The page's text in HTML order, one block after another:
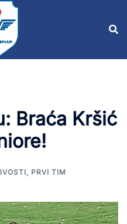
Braća Kršić
, PRVI TIM